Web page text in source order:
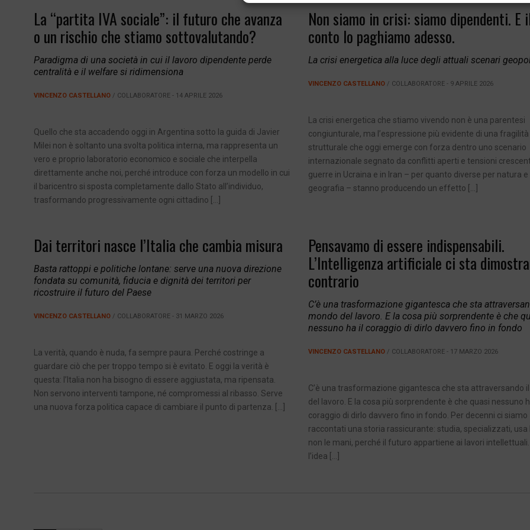
La “partita IVA sociale”: il futuro che avanza
o un rischio che stiamo sottovalutando?
Paradigma di una società in cui il lavoro dipendente perde
centralità e il welfare si ridimensiona
VINCENZO CASTELLANO / COLLABORATORE - 14 APRILE 2026
Quello che sta accadendo oggi in Argentina sotto la guida di Javier
Milei non è soltanto una svolta politica interna, ma rappresenta un
vero e proprio laboratorio economico e sociale che interpella
direttamente anche noi, perché introduce con forza un modello in cui
il baricentro si sposta completamente dallo Stato all’individuo,
trasformando progressivamente ogni cittadino […]
Non siamo in crisi: siamo dipendenti. E
conto lo paghiamo adesso.
La crisi energetica alla luce degli attuali scenari
VINCENZO CASTELLANO/ COLLABORATORE - 9 APRILE 2026
La crisi energetica che stiamo vivendo non è una parentesi
congiunturale, ma l’espressione più evidente di una fragilità
strutturale che oggi emerge con forza dentro uno scenario
internazionale segnato da conflitti aperti e tensioni
guerre in Ucraina e in Iran – per quanto diverse per natura e
geografia – stanno producendo un effetto […]
Dai territori nasce l’Italia che cambia misura
Basta rattoppi e politiche lontane: serve una nuova direzione
fondata su comunità, fiducia e dignità dei territori per
ricostruire il futuro del Paese
VINCENZO CASTELLANO / COLLABORATORE - 31 MARZO 2026
La verità, quando è nuda, fa sempre paura. Perché costringe a
guardare ciò che per troppo tempo si è evitato. E oggi la verità è
questa: l’Italia non ha bisogno di essere aggiustata, ma ripensata.
Non servono interventi tampone, né compromessi al ribasso. Serve
una nuova forza politica capace di cambiare il punto di partenza. […]
Pensavamo di essere indispensabili.
L’Intelligenza artificiale ci sta
contrario
C’è una trasformazione gigantesca che sta
mondo del lavoro. E la cosa più sorprendente è che
nessuno ha il coraggio di dirlo davvero fino in fondo
VINCENZO CASTELLANO/ COLLABORATORE - 17 MARZO 2026
C’è una trasformazione gigantesca che sta attraversando
del lavoro. E la cosa più sorprendente è che quasi nessuno
coraggio di dirlo davvero fino in fondo. Per decenni ci siamo
raccontati una storia rassicurante: studia, specializzati, usa
non le mani, perché il futuro appartiene ai lavori intellettuali.
l’idea […]